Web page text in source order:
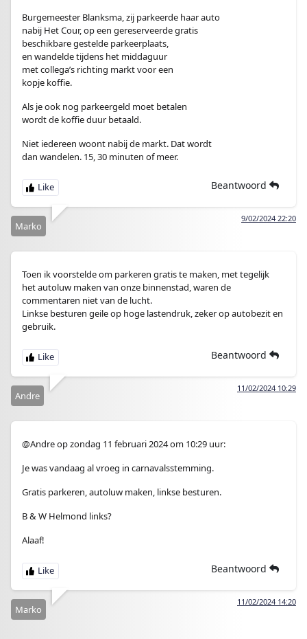
Burgemeester Blanksma, zij parkeerde haar auto
nabij Het Cour, op een gereserveerde gratis
beschikbare gestelde parkeerplaats,
en wandelde tijdens het middaguur
met collega’s richting markt voor een
kopje koffie.
Als je ook nog parkeergeld moet betalen
wordt de koffie duur betaald.
Niet iedereen woont nabij de markt. Dat wordt
dan wandelen. 15, 30 minuten of meer.
Beantwoord
9/02/2024 22:20
Marko
Toen ik voorstelde om parkeren gratis te maken, met tegelijk
het autoluw maken van onze binnenstad, waren de
commentaren niet van de lucht.
Linkse besturen geile op hoge lastendruk, zeker op autobezit en
gebruik.
Beantwoord
11/02/2024 10:29
Andre
@Andre op zondag 11 februari 2024 om 10:29 uur:
Je was vandaag al vroeg in carnavalsstemming.
Gratis parkeren, autoluw maken, linkse besturen.
B & W Helmond links?
Alaaf!
Beantwoord
11/02/2024 14:20
Marko